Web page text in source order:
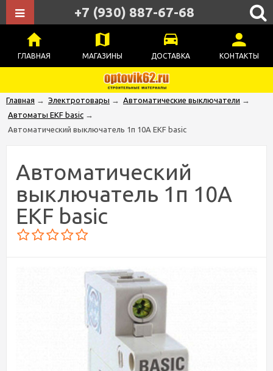
ГЛАВНАЯ МАГАЗИНЫ ДОСТАВКА КОНТАКТЫ
+7 (930) 887-67-68
Главная → Электротовары → Автоматические выключатели →
Автоматы EKF basic →
Автоматический выключатель 1п 10А EKF basic
Автоматический
выключатель 1п 10А
EKF basic